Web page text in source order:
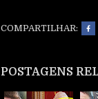
COMPARTILHAR:
POSTAGENS